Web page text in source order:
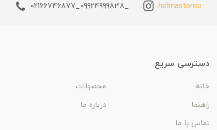
helmastoree
_09924999838_02166746877
دسترسی سریع
خانه
محصولات
راهنما
درباره ما
تماس با ما